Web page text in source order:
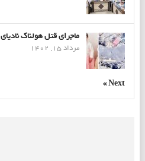
ماجرای قتل هولناک نادیای ۶ ساله در بهارستان
مرداد 15, 1402
Next »